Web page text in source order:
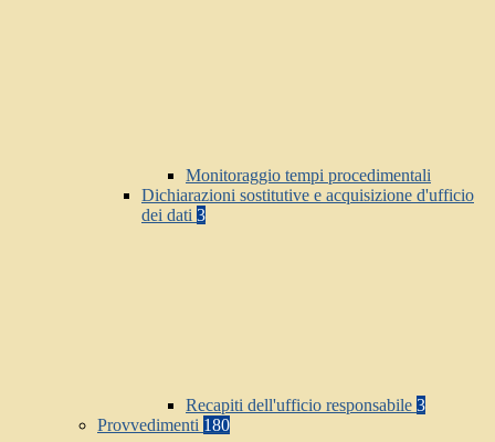
Monitoraggio tempi procedimentali
Dichiarazioni sostitutive e acquisizione d'ufficio
dei dati 3
Recapiti dell'ufficio responsabile 3
Provvedimenti 180